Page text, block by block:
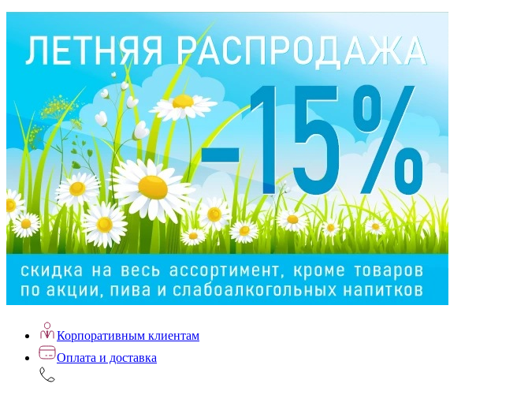
Корпоративным клиентам
Оплата и доставка